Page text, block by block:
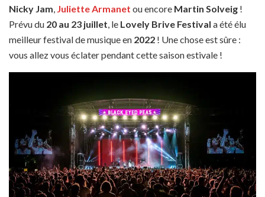
Nicky Jam Juliette Armanet ou encore Martin Solveig !
Prévu du 20 au 23 juillet , le Lovely Brive Festival a été élu
meilleur festival de musique en 2022 ! Une chose est sûre :
vous allez vous éclater pendant cette saison estivale !